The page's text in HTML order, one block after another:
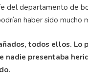
del departamento de
haber sido
todos ellos. Lo
nadie presentaba